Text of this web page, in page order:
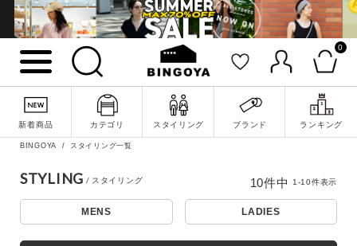
0
新着商品 カテゴリ スタイリング ブランド ランキング
BINGOYA スタイリング一覧
STYLING
MENS LADIES
10件中 1-10件表示